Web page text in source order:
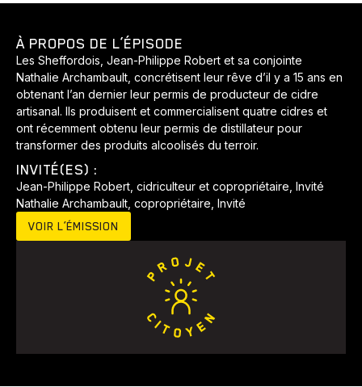
Animaux Avenir
Développement Histoires Pêche Santé Sport
À PROPOS DE L’ÉPISODE
Les Sheffordois, Jean-Philippe Robert et sa conjointe
Nathalie Archambault, concrétisent leur rêve d’il y a 15 ans en
obtenant l’an dernier leur permis de producteur de cidre
artisanal. Ils produisent et commercialisent quatre cidres et
ont récemment obtenu leur permis de distillateur pour
transformer des produits alcoolisés du terroir.
INVITÉ(ES) :
Jean-Philippe Robert, cidriculteur et copropriétaire, Invité
Nathalie Archambault, copropriétaire, Invité
VOIR L’ÉMISSION